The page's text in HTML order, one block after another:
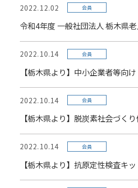
2022.12.02 会員
2022.10.14 会員
2022.10.14 会員
2022.10.14 会員